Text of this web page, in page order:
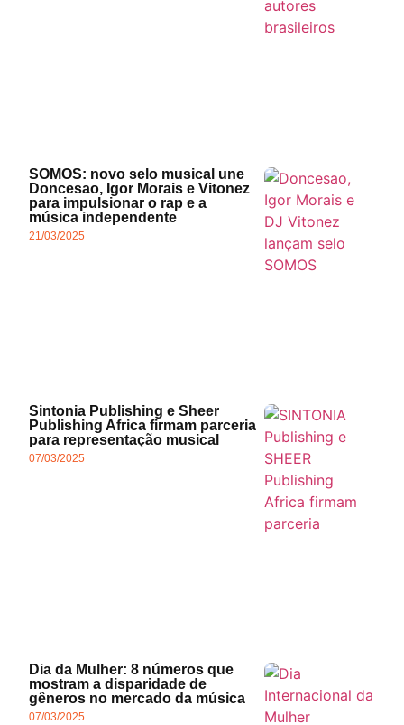
SOMOS: novo selo musical une
Doncesao, Igor Morais e Vitonez
para impulsionar o rap e a
música independente
21/03/2025
Sintonia Publishing e Sheer
Publishing Africa firmam parceria
para representação musical
07/03/2025
Dia da Mulher: 8 números que
mostram a disparidade de
gêneros no mercado da música
07/03/2025